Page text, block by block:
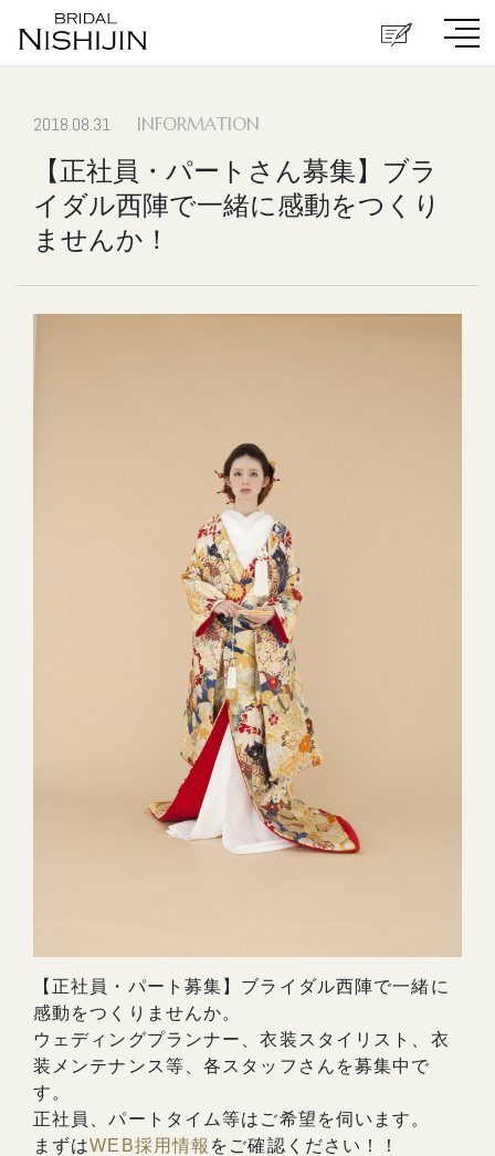
2018.08.31 INFORMATION
【正社員・パートさん募集】ブラ
イダル西陣で一緒に感動をつくり
ませんか！
【正社員・パート募集】ブライダル西陣で一緒に
感動をつくりませんか。
ウェディングプランナー、衣装スタイリスト、衣
装メンテナンス等、各スタッフさんを募集中で
す。
正社員、パートタイム等はご希望を伺います。
まずはWEB採用情報 をご確認ください！！